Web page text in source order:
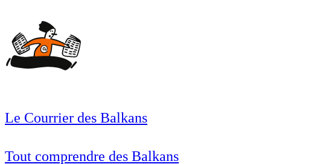
Le Courrier des Balkans
Tout comprendre des Balkans